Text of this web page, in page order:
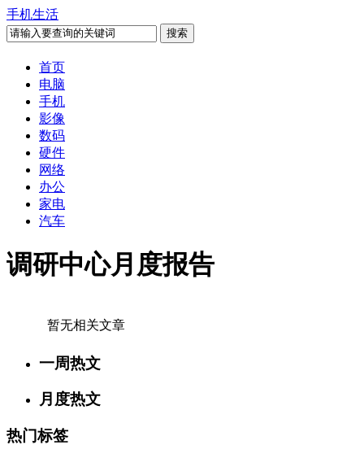
手机生活
首页
电脑
手机
影像
数码
硬件
网络
办公
家电
汽车
调研中心月度报告
暂无相关文章
一周热文
月度热文
热门标签